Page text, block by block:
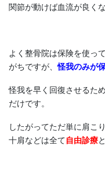
関節が動けば血流が良く
よく整骨院は保険を使っ
がちですが、怪我のみが
怪我を早く回復させるた
だけです。
したがってただ単に肩こ
十肩などは全て自由診療